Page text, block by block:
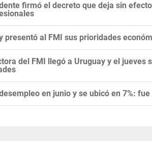
firmó el decreto que deja sin
presentó al FMI sus prioridades
del FMI llegó a Uruguay y el jueves
en junio y se ubicó en 7%: